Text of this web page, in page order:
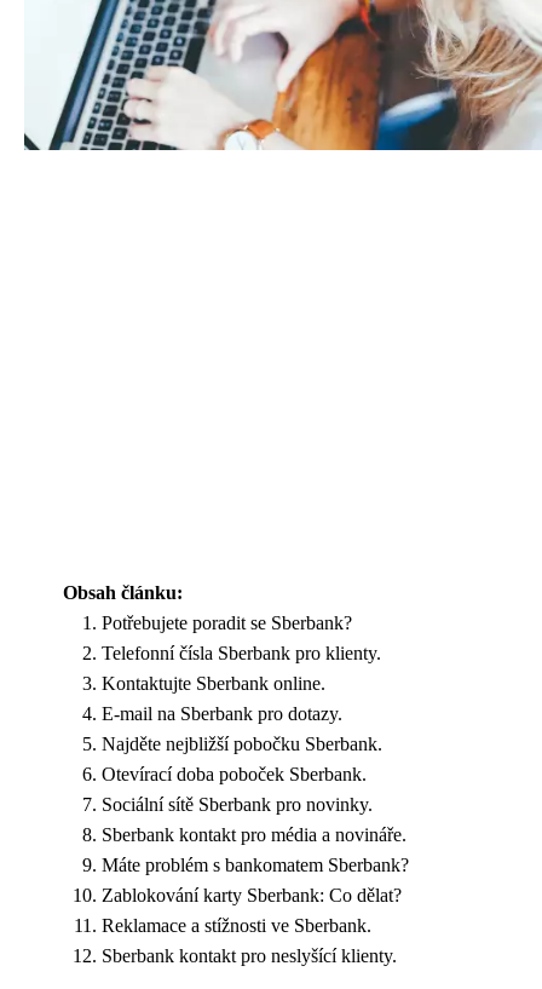
Obsah článku:
Potřebujete poradit se Sberbank?
Telefonní čísla Sberbank pro klienty.
Kontaktujte Sberbank online.
E-mail na Sberbank pro dotazy.
Najděte nejbližší pobočku Sberbank.
Otevírací doba poboček Sberbank.
Sociální sítě Sberbank pro novinky.
Sberbank kontakt pro média a novináře.
Máte problém s bankomatem Sberbank?
Zablokování karty Sberbank: Co dělat?
Reklamace a stížnosti ve Sberbank.
Sberbank kontakt pro neslyšící klienty.